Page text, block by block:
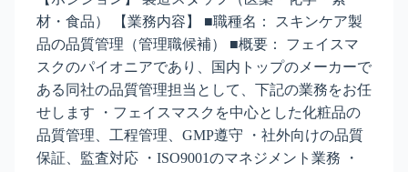
材・食品） 【業務内容】 ■職種名： スキンケア製
品の品質管理（管理職候補） ■概要： フェイスマ
スクのパイオニアであり、国内トップのメーカーで
ある同社の品質管理担当として、下記の業務をお任
せします ・フェイスマスクを中心とした化粧品の
品質管理、工程管理、GMP遵守 ・社外向けの品質
保証、監査対応 ・ISO9001のマネジメント業務 ・